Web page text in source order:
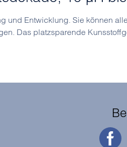
Entwicklung. Sie können
Das platzsparende